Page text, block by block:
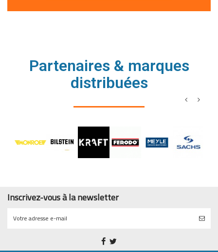
Partenaires & marques
distribuées
Inscrivez-vous à la newsletter